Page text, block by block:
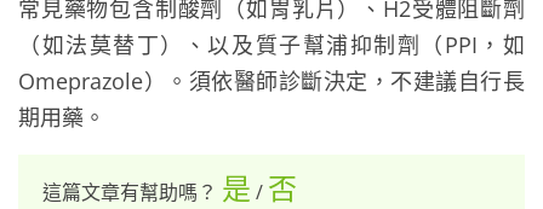
常見藥物包含制酸劑（如胃乳片）、H2受體阻斷劑
（如法莫替丁）、以及質子幫浦抑制劑（PPI，如
Omeprazole）。須依醫師診斷決定，不建議自行長
期用藥。
這篇文章有幫助嗎？ 是 / 否